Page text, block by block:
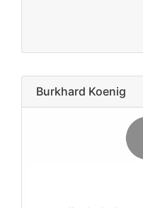
Burkhard Koenig